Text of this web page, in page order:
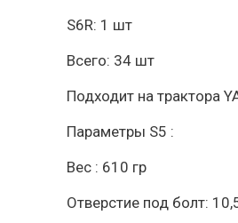
S6R: 1 шт
Всего: 34 шт
Подходит на трактора
Параметры S5 :
Вес : 610 гр
Отверстие под болт: